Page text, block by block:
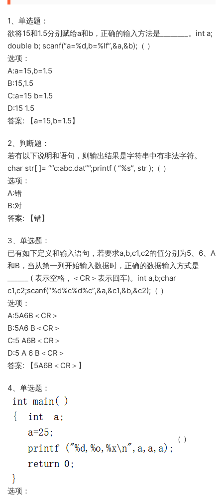
1、单选题：
欲将15和1.5分别赋给a和b，正确的输入方法是________。int a;
double b; scanf(“a=%d,b=%lf”,&a,&b);（ ）
选项：
A:a=15,b=1.5
B:15,1.5
C:a=15 b=1.5
D:15 1.5
答案: 【a=15,b=1.5】
2、判断题：
若有以下说明和语句，则输出结果是字符串中有非法字符。
char str[ ]= “”c:abc.dat””;printf ( “%s”, str );（ ）
选项：
A:错
B:对
答案: 【错】
3、单选题：
已有如下定义和输入语句，若要求a,b,c1,c2的值分别为5、6、A
和B，当从第一列开始输入数据时，正确的数据输入方式是
______ ( 表示空格，＜CR＞表示回车)。int a,b;char
c1,c2;scanf(“%d%c%d%c”,&a,&c1,&b,&c2);（ ）
选项：
A:5A6B＜CR＞
B:5A6 B＜CR＞
C:5 A6B＜CR＞
D:5 A 6 B＜CR＞
答案: 【5A6B＜CR＞】
4、单选题：
（ ）
选项：